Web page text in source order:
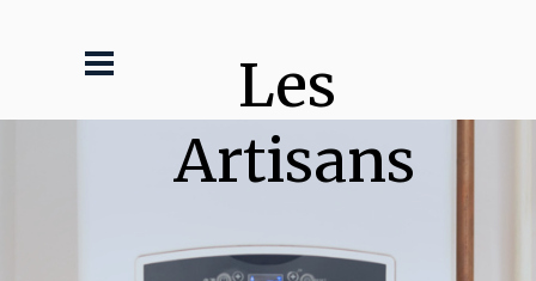
Les
Artisans